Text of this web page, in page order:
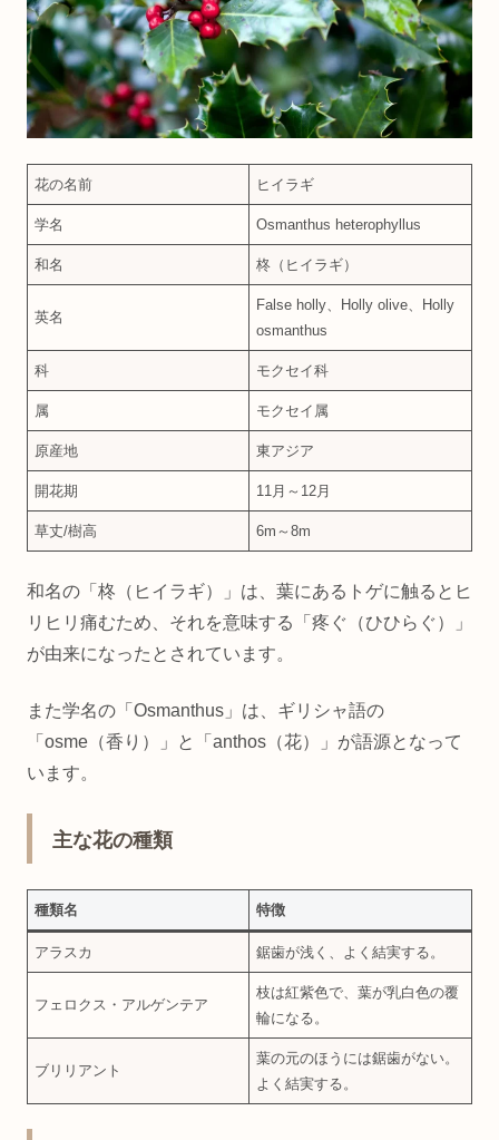
花の名前 ヒイラギ
学名 Osmanthus heterophyllus
和名 柊（ヒイラギ）
英名
False holly、Holly olive、Holly
osmanthus
科 モクセイ科
属 モクセイ属
原産地 東アジア
開花期 11月～12月
草丈/樹高 6m～8m
和名の「柊（ヒイラギ）」は、葉にあるトゲに触るとヒ
リヒリ痛むため、それを意味する「疼ぐ（ひひらぐ）」
が由来になったとされています。
また学名の「Osmanthus」は、ギリシャ語の
「osme（香り）」と「anthos（花）」が語源となって
います。
主な花の種類
種類名 特徴
アラスカ 鋸歯が浅く、よく結実する。
フェロクス・アルゲンテア
枝は紅紫色で、葉が乳白色の覆
輪になる。
ブリリアント
葉の元のほうには鋸歯がない。
よく結実する。